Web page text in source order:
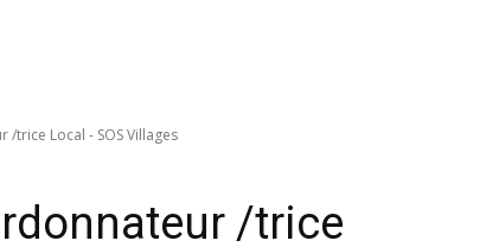
trice Local - SOS Villages
/trice